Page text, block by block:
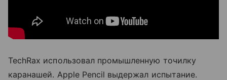
TechRax использовал промышленную точилку
каранашей. Apple Pencil выдержал испытание.